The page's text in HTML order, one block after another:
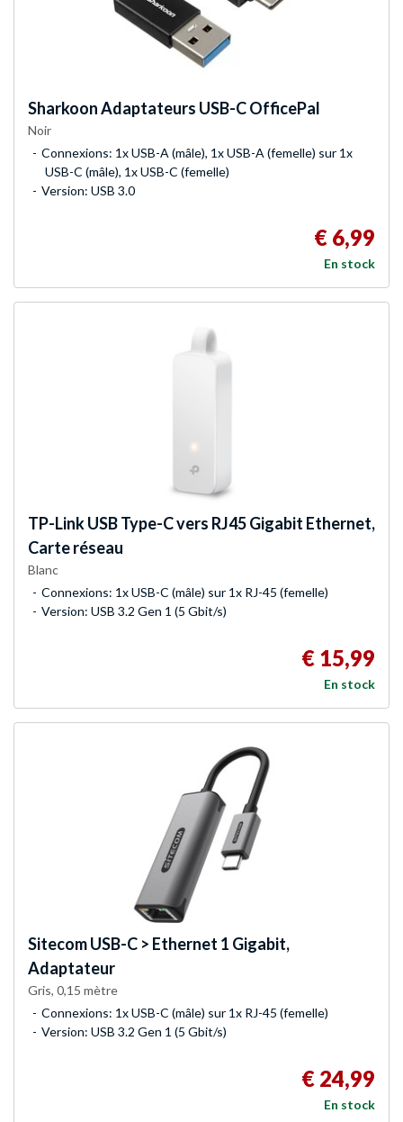
SharkoonAdaptateurs USB-C OfficePal
Noir
Connexions: 1x USB-A (mâle), 1x USB-A (femelle) sur 1x
USB-C (mâle), 1x USB-C (femelle)
Version: USB 3.0
€ 6,99
En stock
TP-LinkUSB Type-C vers RJ45 Gigabit Ethernet,
Carte réseau
Blanc
Connexions: 1x USB-C (mâle) sur 1x RJ-45 (femelle)
Version: USB 3.2 Gen 1 (5 Gbit/s)
€ 15,99
En stock
SitecomUSB-C > Ethernet 1 Gigabit,
Adaptateur
Gris, 0,15 mètre
Connexions: 1x USB-C (mâle) sur 1x RJ-45 (femelle)
Version: USB 3.2 Gen 1 (5 Gbit/s)
€ 24,99
En stock